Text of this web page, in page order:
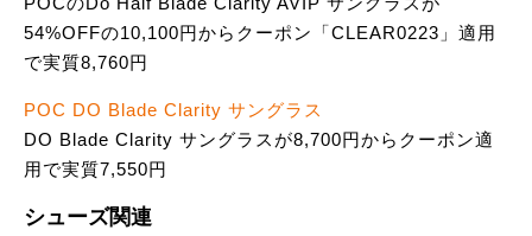
54%OFFの10,100円からクーポン「CLEAR0223」適用
で実質8,760円
POC DO Blade Clarity サングラス
DO Blade Clarity サングラスが8,700円からクーポン適
用で実質7,550円
シューズ関連